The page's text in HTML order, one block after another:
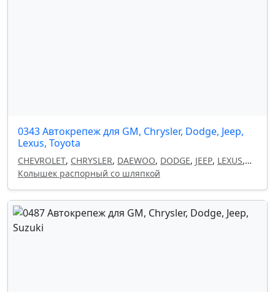
0343 Автокрепеж для GM, Chrysler, Dodge, Jeep,
Lexus, Toyota
CHEVROLET, CHRYSLER, DAEWOO, DODGE, JEEP, LEXUS,
OPEL,TOYOTA,GM
Колышек распорный со шляпкой